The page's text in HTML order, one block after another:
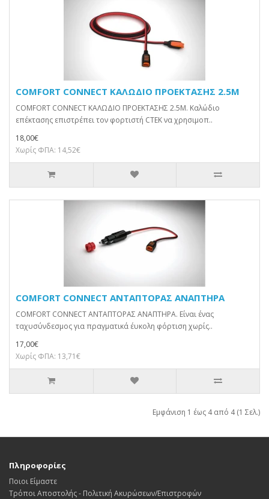
COMFORT CONNECT ΚΑΛΩΔΙΟ ΠΡΟΕΚΤΑΣΗΣ 2.5M
COMFORT CONNECT ΚΑΛΩΔΙΟ ΠΡΟΕΚΤΑΣΗΣ 2.5M. Καλώδιο
επέκτασης επιστρέπει τον φορτιστή CTEK να χρησιμοπ..
18,00€
Χωρίς ΦΠΑ: 14,52€
COMFORT CONNECT ΑΝΤΑΠΤΟΡΑΣ ΑΝΑΠΤΗΡΑ
COMFORT CONNECT ΑΝΤΑΠΤΟΡΑΣ ΑΝΑΠΤΗΡΑ. Είναι ένας
ταχυσύνδεσμος για πραγματικά έυκολη φόρτιση χωρίς..
17,00€
Χωρίς ΦΠΑ: 13,71€
Εμφάνιση 1 έως 4 από 4 (1 Σελ.)
Πληροφορίες
Ποιοι Είμαστε
Τρόποι Αποστολής - Πολιτική Ακυρώσεων/Επιστροφών